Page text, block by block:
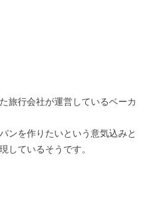
旅行会社が運営しているベーカ
ンを作りたいという意気込みと
しているそうです。